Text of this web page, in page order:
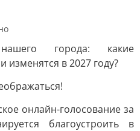
города: какие
в 2027 году?
онлайн-голосование за
благоустроить в